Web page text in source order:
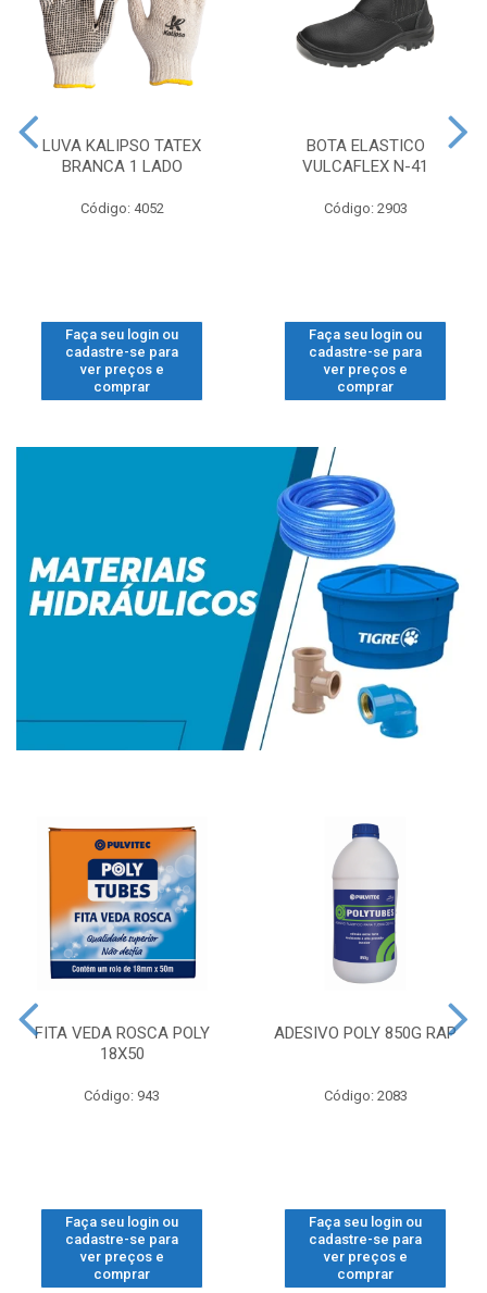
LUVA KALIPSO TATEX
BRANCA 1 LADO
Código: 4052
Faça seu login ou
cadastre-se para
ver preços e
comprar
BOTA ELASTICO
VULCAFLEX N-41
Código: 2903
Faça seu login ou
cadastre-se para
ver preços e
comprar
FITA VEDA ROSCA POLY
18X50
Código: 943
Faça seu login ou
cadastre-se para
ver preços e
comprar
ADESIVO POLY 850G RAP
Código: 2083
Faça seu login ou
cadastre-se para
ver preços e
comprar